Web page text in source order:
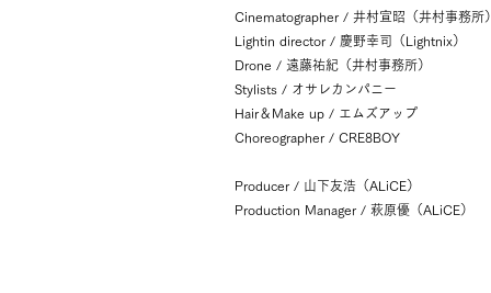
Cinematographer / 井村宣昭（井村事務所）
Lightin director / 慶野幸司（Lightnix）
Drone / 遠藤祐紀（井村事務所）
Stylists / オサレカンパニー
Hair＆Make up / エムズアップ
Choreographer / CRE8BOY
Producer / 山下友浩（ALiCE）
Production Manager / 萩原優（ALiCE）